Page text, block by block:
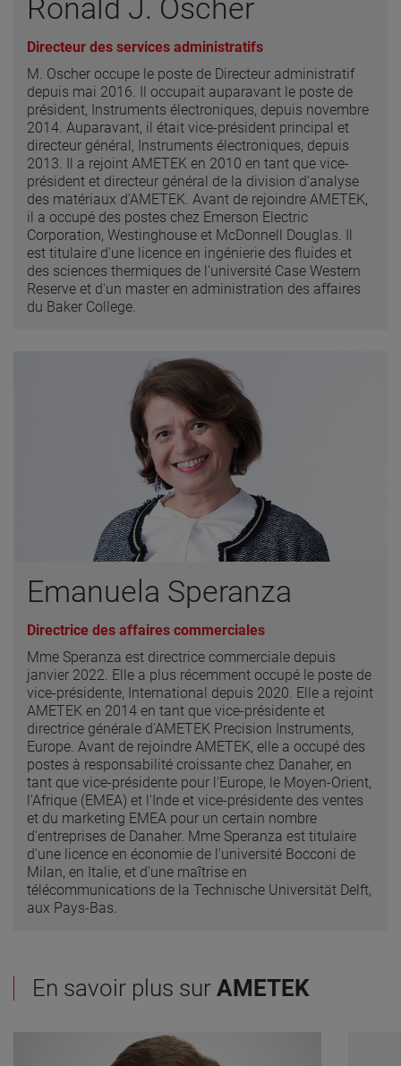
Ronald J. Oscher
Directeur des services administratifs
M. Oscher occupe le poste de Directeur administratif
depuis mai 2016. Il occupait auparavant le poste de
président, Instruments électroniques, depuis novembre
2014. Auparavant, il était vice-président principal et
directeur général, Instruments électroniques, depuis
2013. Il a rejoint AMETEK en 2010 en tant que vice-
président et directeur général de la division d'analyse
des matériaux d'AMETEK. Avant de rejoindre AMETEK,
il a occupé des postes chez Emerson Electric
Corporation, Westinghouse et McDonnell Douglas. Il
est titulaire d'une licence en ingénierie des fluides et
des sciences thermiques de l'université Case Western
Reserve et d'un master en administration des affaires
du Baker College.
Emanuela Speranza
Directrice des affaires commerciales
Mme Speranza est directrice commerciale depuis
janvier 2022. Elle a plus récemment occupé le poste de
vice-présidente, International depuis 2020. Elle a rejoint
AMETEK en 2014 en tant que vice-présidente et
directrice générale d'AMETEK Precision Instruments,
Europe. Avant de rejoindre AMETEK, elle a occupé des
postes à responsabilité croissante chez Danaher, en
tant que vice-présidente pour l'Europe, le Moyen-Orient,
l'Afrique (EMEA) et l'Inde et vice-présidente des ventes
et du marketing EMEA pour un certain nombre
d'entreprises de Danaher. Mme Speranza est titulaire
d'une licence en économie de l'université Bocconi de
Milan, en Italie, et d'une maîtrise en
télécommunications de la Technische Universität Delft,
aux Pays-Bas.
En savoir plus sur AMETEK